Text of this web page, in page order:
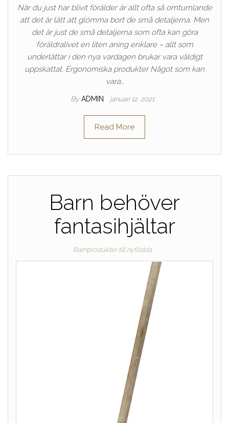
När du just har blivit förälder är allt ofta så omtumlande
att det är lätt att glömma bort de små detaljerna. Men
det är just de små detaljerna som ofta kan göra
föräldralivet en liten aning enklare – allt som
underlättar i den nya vardagen brukar vara väldigt
uppskattat. Ergonomiska produkter Något som kan
vara…
By ADMIN januari 12, 2021
Read More
Barn behöver
fantasihjältar
Barnprodukter till nyfödda